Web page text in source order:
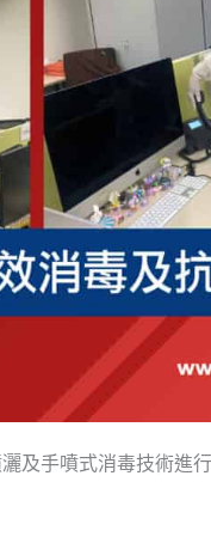
及手噴式消毒技術進